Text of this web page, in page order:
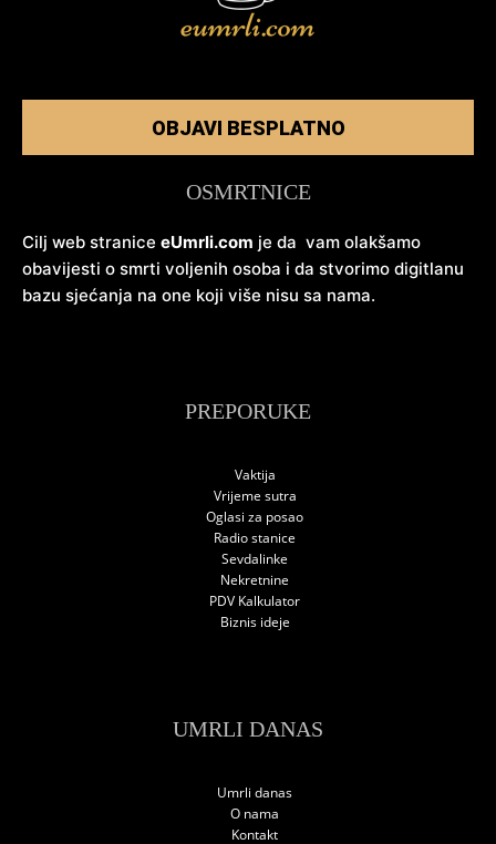
OBJAVI BESPLATNO
OSMRTNICE
Cilj web stranice eUmrli.com je da vam olakšamo
obavijesti o smrti voljenih osoba i da stvorimo digitlanu
bazu sjećanja na one koji više nisu sa nama.
PREPORUKE
Vaktija
Vrijeme sutra
Oglasi za posao
Radio stanice
Sevdalinke
Nekretnine
PDV Kalkulator
Biznis ideje
UMRLI DANAS
Umrli danas
O nama
Kontakt